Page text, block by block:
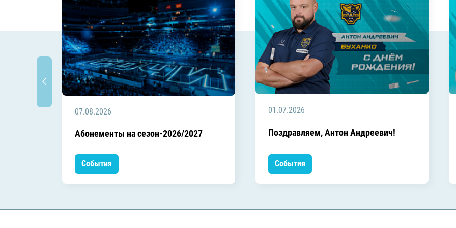
07.08.2026
Абонементы на сезон-2026/2027
События
01.07.2026
Поздравляем, Антон Андреевич!
События